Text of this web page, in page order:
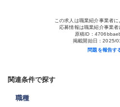
この求人は職業紹介事業者に
応募情報は職業紹介事業者
原稿ID：
掲載開始日：2025/
問題を報告す
関連条件で探す
職種